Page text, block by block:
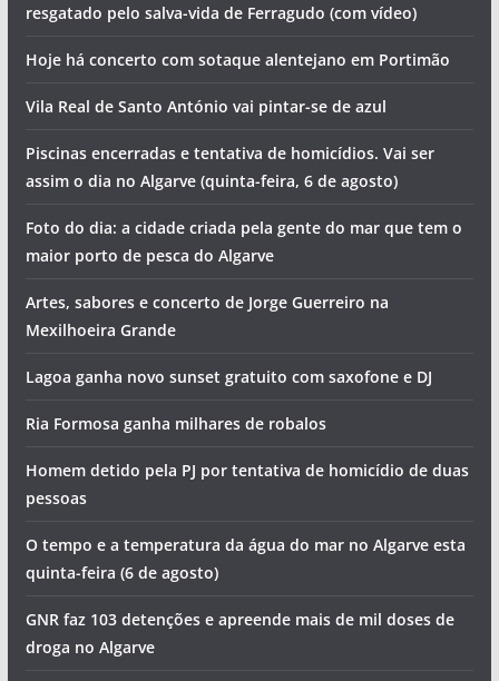
resgatado pelo salva-vida de Ferragudo (com vídeo)
Hoje há concerto com sotaque alentejano em Portimão
Vila Real de Santo António vai pintar-se de azul
Piscinas encerradas e tentativa de homicídios. Vai ser
assim o dia no Algarve (quinta-feira, 6 de agosto)
Foto do dia: a cidade criada pela gente do mar que tem o
maior porto de pesca do Algarve
Artes, sabores e concerto de Jorge Guerreiro na
Mexilhoeira Grande
Lagoa ganha novo sunset gratuito com saxofone e DJ
Ria Formosa ganha milhares de robalos
Homem detido pela PJ por tentativa de homicídio de duas
pessoas
O tempo e a temperatura da água do mar no Algarve esta
quinta-feira (6 de agosto)
GNR faz 103 detenções e apreende mais de mil doses de
droga no Algarve